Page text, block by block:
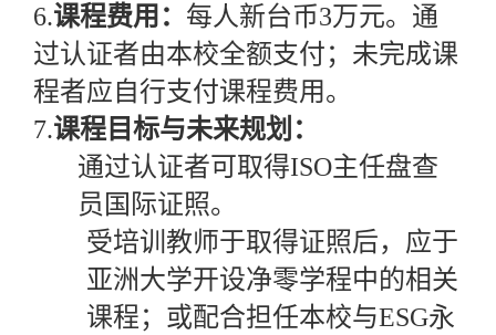
6.课程费用： 每人新台币3万元。通
过认证者由本校全额支付；未完成课
程者应自行支付课程费用。
7.课程目标与未来规划：
通过认证者可取得ISO主任盘查
员国际证照。
受培训教师于取得证照后，应于
亚洲大学开设净零学程中的相关
课程；或配合担任本校与ESG永